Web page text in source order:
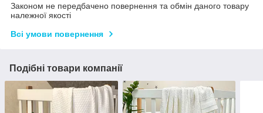
Законом не передбачено повернення та обмін даного товару
належної якості
Всі умови повернення
Подібні товари компанії